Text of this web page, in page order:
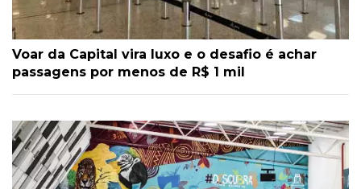
Voar da Capital vira luxo e o desafio é achar
passagens por menos de R$ 1 mil